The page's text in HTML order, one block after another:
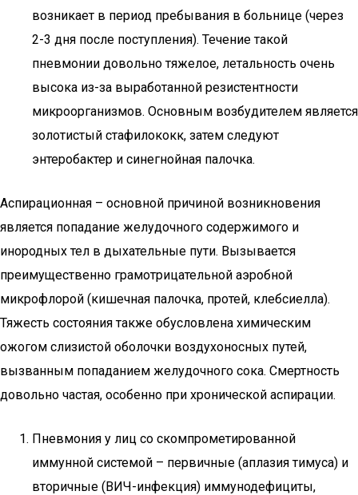
возникает в период пребывания в больнице (через
2-3 дня после поступления). Течение такой
пневмонии довольно тяжелое, летальность очень
высока из-за выработанной резистентности
микроорганизмов. Основным возбудителем является
золотистый стафилококк, затем следуют
энтеробактер и синегнойная палочка.
Аспирационная – основной причиной возникновения
является попадание желудочного содержимого и
инородных тел в дыхательные пути. Вызывается
преимущественно грамотрицательной аэробной
микрофлорой (кишечная палочка, протей, клебсиелла).
Тяжесть состояния также обусловлена химическим
ожогом слизистой оболочки воздухоносных путей,
вызванным попаданием желудочного сока. Смертность
довольно частая, особенно при хронической аспирации.
Пневмония у лиц со скомпрометированной
иммунной системой – первичные (аплазия тимуса) и
вторичные (ВИЧ-инфекция) иммунодефициты,